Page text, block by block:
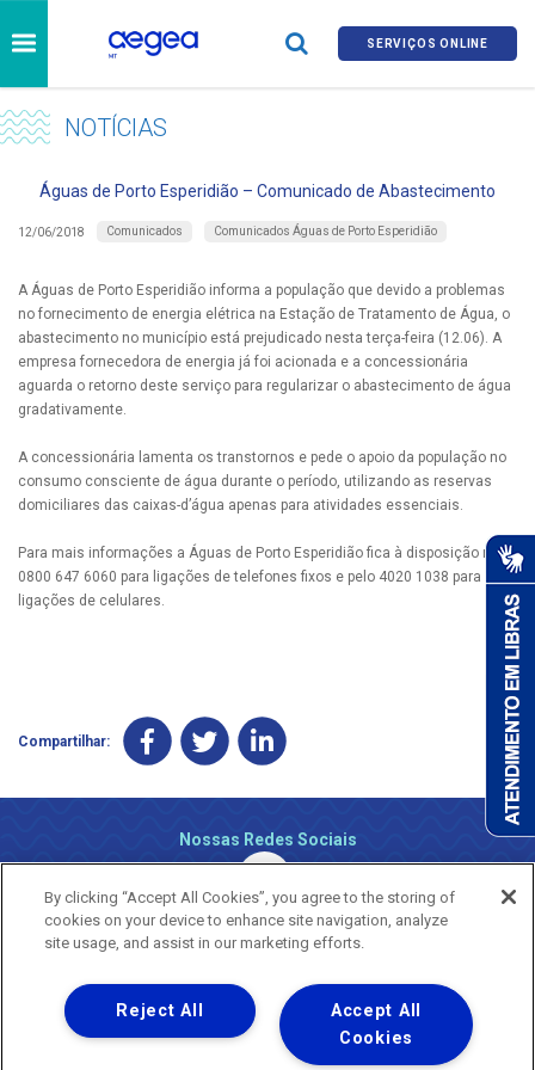
SERVIÇOS ONLINE
NOTÍCIAS
Águas de Porto Esperidião – Comunicado de Abastecimento
12/06/2018 Comunicados Comunicados Águas de Porto Esperidião
A Águas de Porto Esperidião informa a população que devido a problemas
no fornecimento de energia elétrica na Estação de Tratamento de Água, o
abastecimento no município está prejudicado nesta terça-feira (12.06). A
empresa fornecedora de energia já foi acionada e a concessionária
aguarda o retorno deste serviço para regularizar o abastecimento de água
gradativamente.
A concessionária lamenta os transtornos e pede o apoio da população no
consumo consciente de água durante o período, utilizando as reservas
domiciliares das caixas-d’água apenas para atividades essenciais.
Para mais informações a Águas de Porto Esperidião fica à disposição no
0800 647 6060 para ligações de telefones fixos e pelo 4020 1038 para
ligações de celulares.
Compartilhar:
Nossas Redes Sociais
Uma empresa
Copyright ® 2026 - Todos os Direitos Reservados.
By clicking “Accept All Cookies”, you agree to the storing of
cookies on your device to enhance site navigation, analyze
site usage, and assist in our marketing efforts.
Accept All
Cookies
Reject All